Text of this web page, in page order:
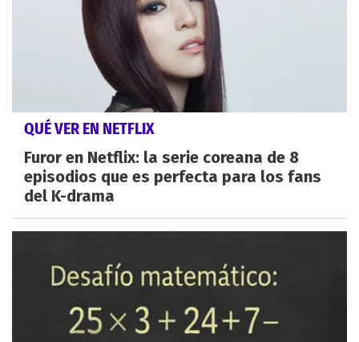
QUÉ VER EN NETFLIX
Furor en Netflix: la serie coreana de 8
episodios que es perfecta para los fans
del K-drama